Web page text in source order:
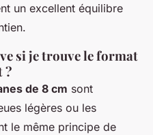
un excellent équilibre
si je trouve le format
?
de 8 cm sont
légères ou les
le même principe de